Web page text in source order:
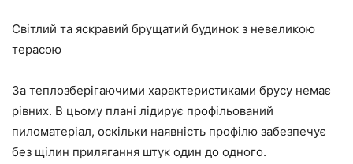
Світлий та яскравий брущатий будинок з невеликою
терасою
За теплозберігаючими характеристиками брусу немає
рівних. В цьому плані лідирує профільований
пиломатеріал, оскільки наявність профілю забезпечує
без щілин прилягання штук один до одного.